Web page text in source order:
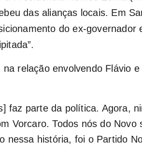
das alianças locais. Em
do ex-governador
na relação envolvendo Flávio
faz parte da política. Agora,
Vorcaro. Todos nós do
nessa história, foi o Partido